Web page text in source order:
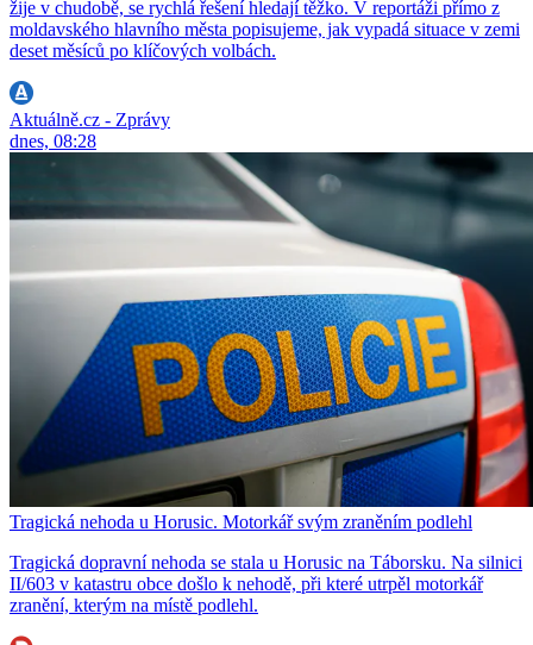
žije v chudobě, se rychlá řešení hledají těžko. V reportáži přímo z
moldavského hlavního města popisujeme, jak vypadá situace v zemi
deset měsíců po klíčových volbách.
Aktuálně.cz - Zprávy
dnes, 08:28
Tragická nehoda u Horusic. Motorkář svým zraněním podlehl
Tragická dopravní nehoda se stala u Horusic na Táborsku. Na silnici
II/603 v katastru obce došlo k nehodě, při které utrpěl motorkář
zranění, kterým na místě podlehl.